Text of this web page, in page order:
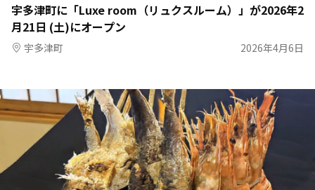
宇多津町に「Luxe room（リュクスルーム）」が2026年2
月21日 (土)にオープン
宇多津町 2026年4月6日